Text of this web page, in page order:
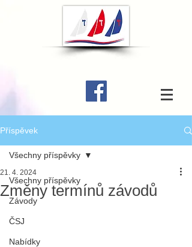
Příspěvek
Všechny příspěvky
Závody
ČSJ
Nabídky
Všechny příspěvky
Změny termínů závodů
21. 4. 2024